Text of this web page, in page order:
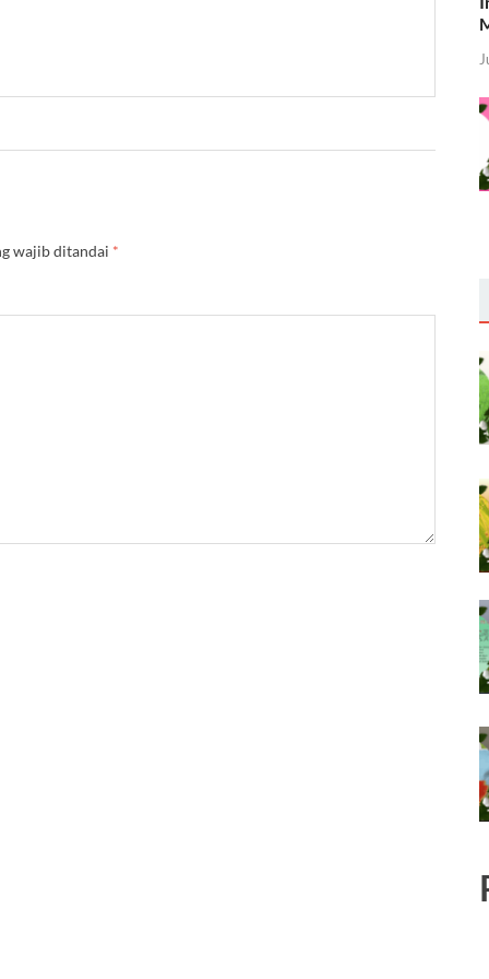
wajib ditandai *